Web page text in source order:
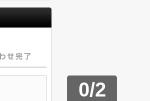
0/2